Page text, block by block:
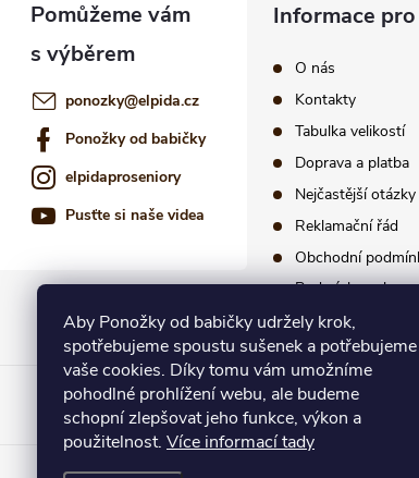
Aby Ponožky od babičky udržely krok,
spotřebujeme spoustu sušenek a potřebujeme
vaše cookies. Díky tomu vám umožníme
pohodlné prohlížení webu, ale budeme
schopní zlepšovat jeho funkce, výkon a
použitelnost. Více informací tady
ponozky@elpida.cz
Ponožky od babičky
elpidaproseniory
Pusťte si naše videa
Informace
O nás
Kontakty
Tabulka velikostí
Doprava a platba
Nejčastější otázky
Reklamační řád
Obchodní
Podmínky